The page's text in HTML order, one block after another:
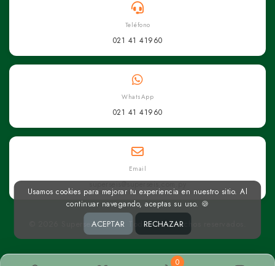
0
Teléfono
021 41 41960
WhatsApp
021 41 41960
Email
superseis@superseis.com.py
© 2026 Superseis Online. Todos los derechos reservados.
Usamos cookies para mejorar tu experiencia en nuestro sitio. Al
continuar navegando, aceptas su uso. 🍪
ACEPTAR RECHAZAR